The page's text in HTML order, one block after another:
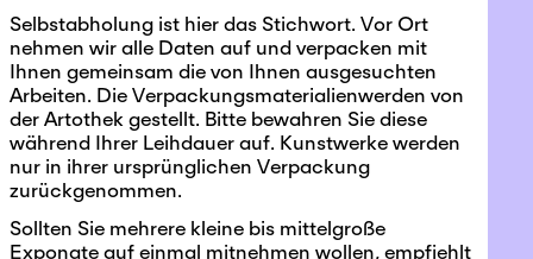
Selbstabholung ist hier das Stichwort. Vor Ort
nehmen wir alle Daten auf und verpacken mit
Ihnen gemeinsam die von Ihnen ausgesuchten
Arbeiten. Die Verpackungsmaterialienwerden von
der Artothek gestellt. Bitte bewahren Sie diese
während Ihrer Leihdauer auf. Kunstwerke werden
nur in ihrer ursprünglichen Verpackung
zurückgenommen.
Sollten Sie mehrere kleine bis mittelgroße
Exponate auf einmal mitnehmen wollen, empfiehlt